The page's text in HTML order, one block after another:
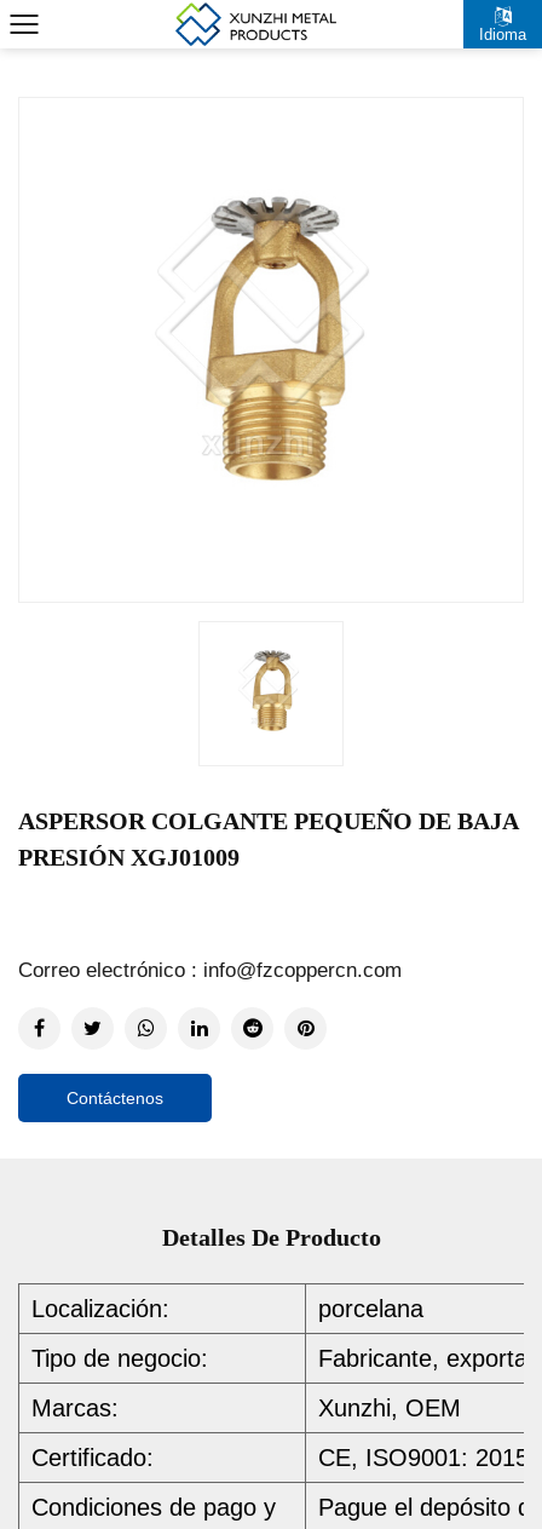
Idioma
ASPERSOR COLGANTE PEQUEÑO DE BAJA
PRESIÓN XGJ01009
Correo electrónico : info@fzcoppercn.com
Contáctenos
Detalles De Producto
Localización:
porcelana
Tipo de negocio:
Fabricante,
Marcas:
Xunzhi, OEM
Certificado:
CE, ISO9001: 2015
Condiciones de pago y
Pague el depósito